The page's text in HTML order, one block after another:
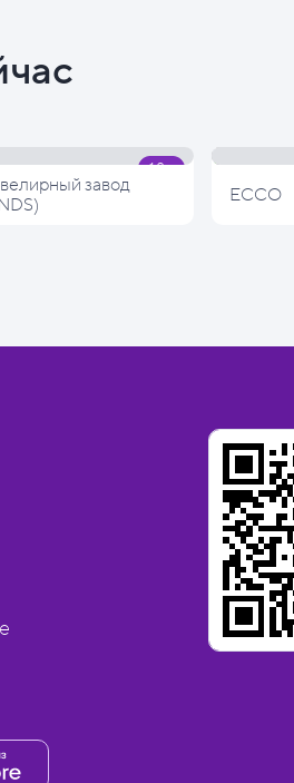
завод
ECCO